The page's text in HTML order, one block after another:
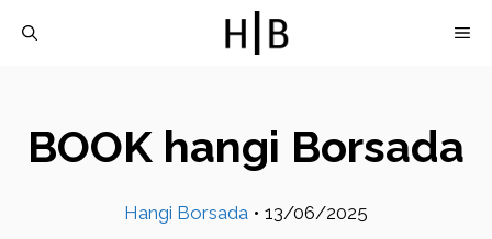
BOOK hangi Borsada
Hangi Borsada • 13/06/2025